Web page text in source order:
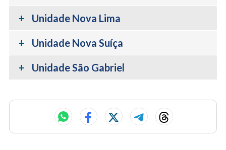
Unidade Nova Lima
Unidade Nova Suíça
Unidade São Gabriel